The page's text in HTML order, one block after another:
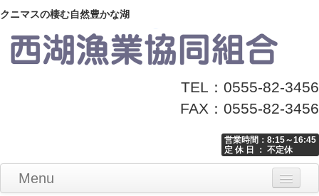
クニマスの棲む自然豊かな湖
TEL：0555-82-3456
FAX：0555-82-3456
営業時間：8:15～16:45
定 休 日 ： 不定休
Menu